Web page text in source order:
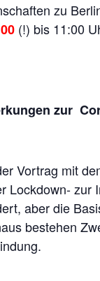
zu
(!) bis 11:00
zur
Vortrag mit
zur
aber die
bestehen